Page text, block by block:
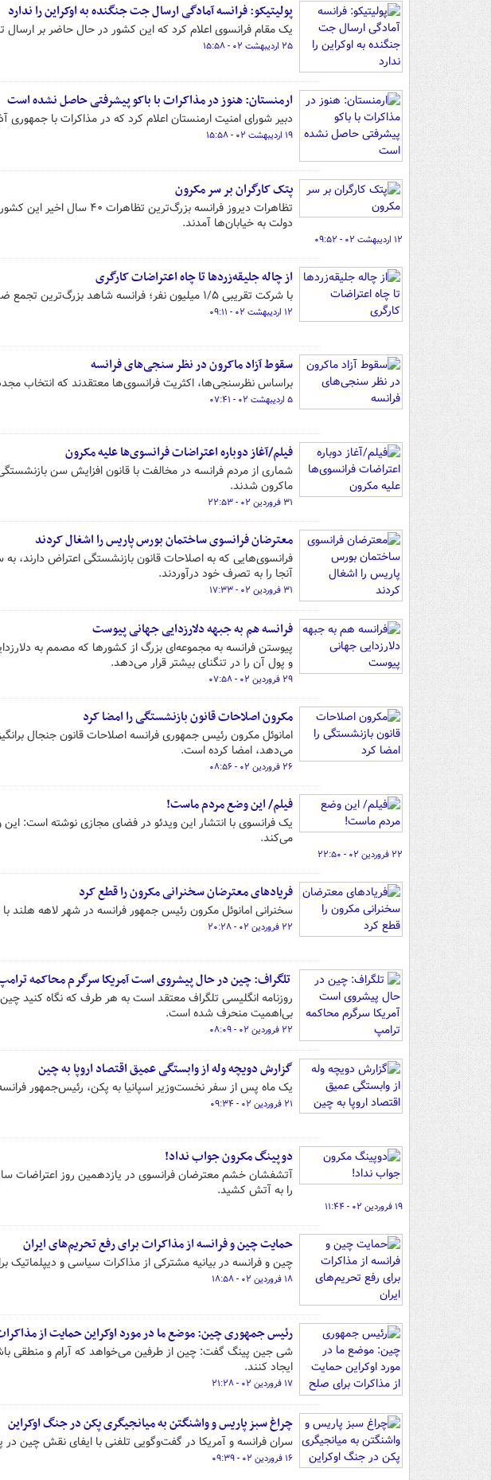
پولیتیکو: فرانسه آمادگی ارسال جت جنگنده به اوکراین را ندارد
یک مقام فرانسوی اعلام کرد که این کشور در حال حاضر بر ارسال
۲۵ اردیبهشت ۰۲ - ۱۵:۵۸
ارمنستان: هنوز در مذاکرات با باکو پیشرفتی حاصل نشده است
دبیر شورای امنیت ارمنستان اعلام کرد که در مذاکرات با
۱۹ اردیبهشت ۰۲ - ۱۵:۵۸
پتک کارگران بر سر مکرون
تظاهرات دیروز فرانسه
دولت به خیابان‌ها آمدند.
۱۲ اردیبهشت ۰۲ - ۰۹:۵۲
از چاله جلیقه‌زردها تا چاه اعتراضات کارگری
با شرکت تقریبی ۱/۵ میلیون نفر؛ فرانسه شاهد بزرگ‌ترین تجمع ضددولتی در روز کارگر بود.
۱۲ اردیبهشت ۰۲ - ۰۹:۱۱
سقوط آزاد ماکرون در نظر سنجی‌های فرانسه
براساس نظرسنجی‌ها، اکثریت فرانسوی‌ها معتقدند که انتخاب
۵ اردیبهشت ۰۲ - ۰۷:۴۱
فیلم/آغاز دوباره اعتراضات فرانسوی‌ها علیه مکرون
شماری از مردم فرانسه در مخالفت با قانون افزایش سن
ماکرون شدند.
۳۱ فروردین ۰۲ - ۲۲:۵۳
معترضان فرانسوی ساختمان بورس پاریس را اشغال کردند
فرانسوی‌هایی که به اصلاحات قانون بازنشستگی اعتراض
آنجا را به تصرف خود درآوردند.
۳۱ فروردین ۰۲ - ۱۷:۳۳
فرانسه هم به جبهه دلارزدایی جهانی پیوست
پیوستن فرانسه به مجموعه‌ای بزرگ از کشورها که مصمم به
و پول آن را در تنگنای بیشتر قرار می‌دهد.
۲۹ فروردین ۰۲ - ۰۷:۵۸
مکرون اصلاحات قانون بازنشستگی را امضا کرد
می‌دهد، امضا کرده است.
۲۶ فروردین ۰۲ - ۰۸:۵۶
فیلم/ این وضع مردم ماست!
می‌کند.
۲۲ فروردین ۰۲ - ۲۲:۵۰
فریادهای معترضان سخنرانی مکرون را قطع کرد
سخنرانی امانوئل مکرون رئیس جمهور فرانسه در شهر لاهه هلند
۲۲ فروردین ۰۲ - ۲۰:۲۸
تلگراف: چین در حال پیشروی است آمریکا سرگرم محاکمه
روزنامه انگلیسی تلگراف معتقد است به هر طرف که نگاه
بی‌اهمیت منحرف شده است.
۲۲ فروردین ۰۲ - ۰۸:۰۹
گزارش دویچه وله از وابستگی عمیق اقتصاد اروپا به چین
یک ماه پس از سفر نخست‌وزیر اسپانیا به پکن، رئیس‌جمهور
۲۱ فروردین ۰۲ - ۰۹:۳۴
دوپینگ مکرون جواب نداد!
را به آتش کشید.
۱۹ فروردین ۰۲ - ۱۱:۴۴
حمایت چین و فرانسه از مذاکرات برای رفع تحریم‌های ایران
چین و فرانسه در بیانیه مشترکی از مذاکرات سیاسی و دیپلماتیک
۱۸ فروردین ۰۲ - ۱۸:۵۸
رئیس جمهوری چین: موضع ما در مورد اوکراین حمایت از
شی جین پینگ گفت: چین از طرفین می‌خواهد که آرام و منطقی
ایجاد کنند.
۱۷ فروردین ۰۲ - ۲۱:۲۸
چراغ سبز پاریس و واشنگتن به میانجیگری پکن در جنگ اوکراین
سران فرانسه و آمریکا در گفت‌وگویی تلفنی با ایفای نقش چین در
۱۶ فروردین ۰۲ - ۰۹:۳۹